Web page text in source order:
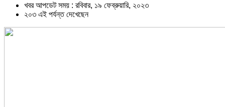
খবর আপডেট সময় : রবিবার, ১৯ ফেব্রুয়ারি, ২০২৩
২০৩ এই পর্যন্ত দেখেছেন